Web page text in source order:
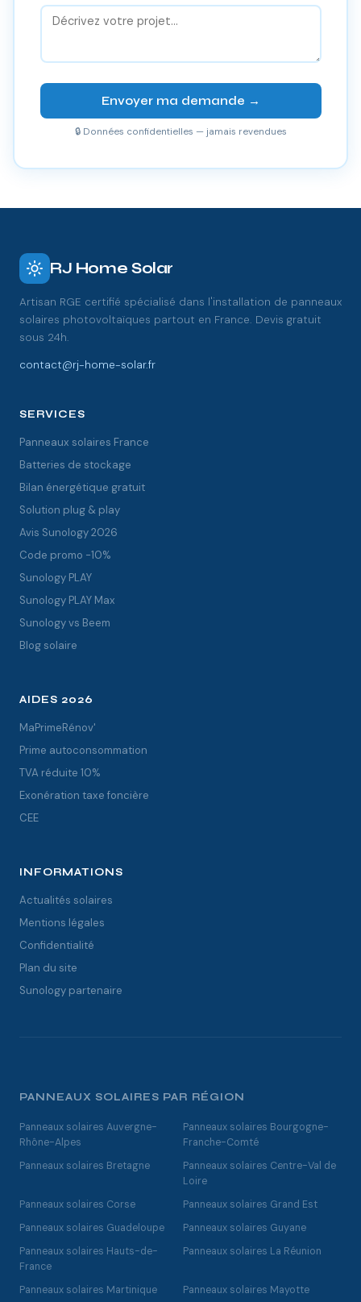
Envoyer ma demande →
🔒 Données confidentielles — jamais revendues
RJ Home Solar
Artisan RGE certifié spécialisé dans l'installation de panneaux
solaires photovoltaïques partout en France. Devis gratuit
sous 24h.
contact@rj-home-solar.fr
SERVICES
Panneaux solaires France
Batteries de stockage
Bilan énergétique gratuit
Solution plug & play
Avis Sunology 2026
Code promo -10%
Sunology PLAY
Sunology PLAY Max
Sunology vs Beem
Blog solaire
AIDES 2026
MaPrimeRénov'
Prime autoconsommation
TVA réduite 10%
Exonération taxe foncière
CEE
INFORMATIONS
Actualités solaires
Mentions légales
Confidentialité
Plan du site
Sunology partenaire
PANNEAUX SOLAIRES PAR RÉGION
Panneaux solaires Auvergne-
Rhône-Alpes
Panneaux solaires Bourgogne-
Franche-Comté
Panneaux solaires Bretagne
Panneaux solaires Centre-Val de
Loire
Panneaux solaires Corse
Panneaux solaires Grand Est
Panneaux solaires Guadeloupe
Panneaux solaires Guyane
Panneaux solaires Hauts-de-
France
Panneaux solaires La Réunion
Panneaux solaires Martinique Panneaux solaires Mayotte